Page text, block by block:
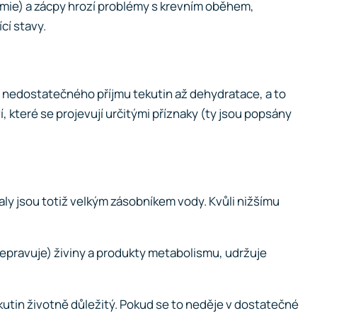
a zácpy hrozí problémy s krevním oběhem,
stavy.
příjmu tekutin až dehydratace, a to
které se projevují určitými příznaky (ty jsou popsány
jsou totiž velkým zásobníkem vody. Kvůli nižšímu
živiny a produkty metabolismu, udržuje
životně důležitý. Pokud se to neděje v dostatečné